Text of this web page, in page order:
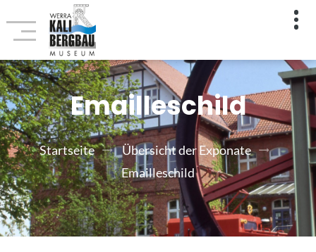
Emailleschild
Startseite
Übersicht der Exponate
Emailleschild